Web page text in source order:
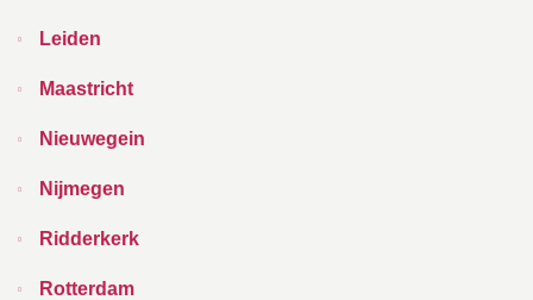
Leiden
Maastricht
Nieuwegein
Nijmegen
Ridderkerk
Rotterdam